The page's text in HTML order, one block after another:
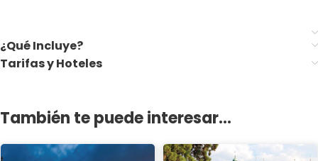
¿Qué Incluye?
Tarifas y Hoteles
También te puede interesar...